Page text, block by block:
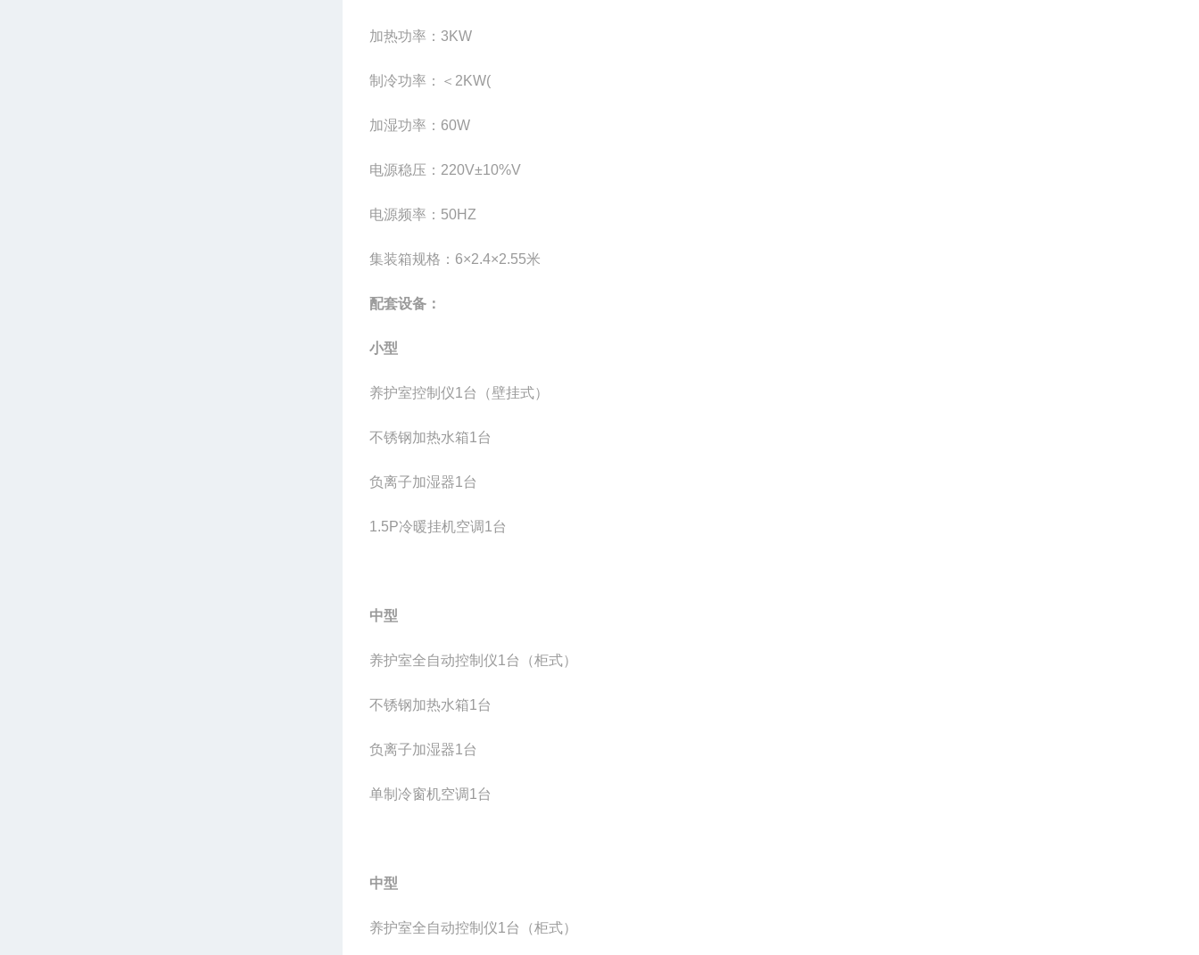
加热功率：3KW
制冷功率：＜2KW(
加湿功率：60W
电源稳压：220V±10%V
电源频率：50HZ
集装箱规格：6×2.4×2.55米
配套设备：
小型
养护室控制仪1台（壁挂式）
不锈钢加热水箱1台
负离子加湿器1台
1.5P冷暖挂机空调1台
中型
养护室全自动控制仪1台（柜式）
不锈钢加热水箱1台
负离子加湿器1台
单制冷窗机空调1台
中型
养护室全自动控制仪1台（柜式）